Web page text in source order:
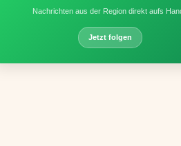
Nachrichten aus der Region direkt aufs
Jetzt folgen